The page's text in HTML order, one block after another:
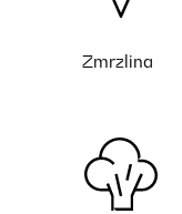
Zmrzlina